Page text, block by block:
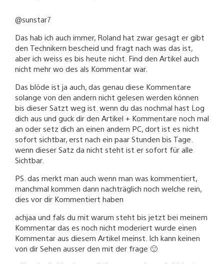
@sunstar7
Das hab ich auch immer, Roland hat zwar gesagt er gibt
den Technikern bescheid und fragt nach was das ist,
aber ich weiss es bis heute nicht. Find den Artikel auch
nicht mehr wo des als Kommentar war.
Das blöde ist ja auch, das genau diese Kommentare
solange von den andern nicht gelesen werden können
bis dieser Satzt weg ist. wenn du das nochmal hast Log
dich aus und guck dir den Artikel + Kommentare noch mal
an oder setz dich an einen andern PC, dort ist es nicht
sofort sichtbar, erst nach ein paar Stunden bis Tage.
wenn dieser Satz da nicht steht ist er sofort für alle
Sichtbar.
PS. das merkt man auch wenn man was kommentiert,
manchmal kommen dann nachträglich noch welche rein,
dies vor dir Kommentiert haben
achjaa und fals du mit warum steht bis jetzt bei meinem
Kommentar das es noch nicht moderiert wurde einen
Kommentar aus diesem Artikel meinst. Ich kann keinen
von dir Sehen ausser den mit der frage 🙂